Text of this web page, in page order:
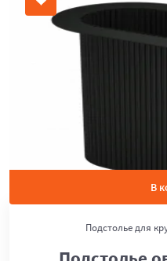
В
Подстолье для